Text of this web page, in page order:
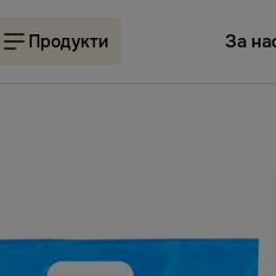
Продукти За